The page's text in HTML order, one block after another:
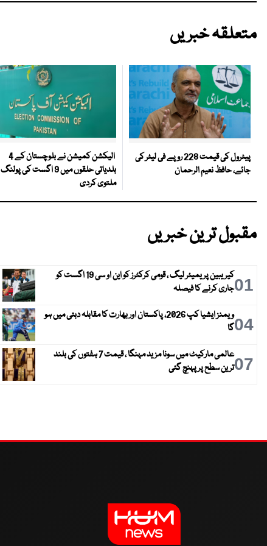
متعلقہ خبریں
پیٹرول کی قیمت 228 روپے فی لیٹر کی
جائے، حافظ نعیم الرحمان
الیکشن کمیشن نے بلوچستان کے 4
بلدیاتی حلقوں میں 9 اگست کی پولنگ
ملتوی کردی
مقبول ترین خبریں
01
کیریبین پریمیئر لیگ ، قومی کرکٹرز کو این او سی 19 اگست کو
جاری کرنے کا فیصلہ
04
ویمنز ایشیا کپ 2026، پاکستان اور بھارت کا مقابلہ دبئی میں ہو
گا
07
عالمی مارکیٹ میں سونا مزید مہنگا ، قیمت 7 ہفتوں کی بلند
ترین سطح پر پہنچ گئی